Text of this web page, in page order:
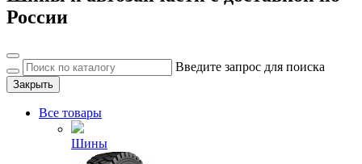
России
Введите запрос для поиска
Закрыть
Все товары
Шины